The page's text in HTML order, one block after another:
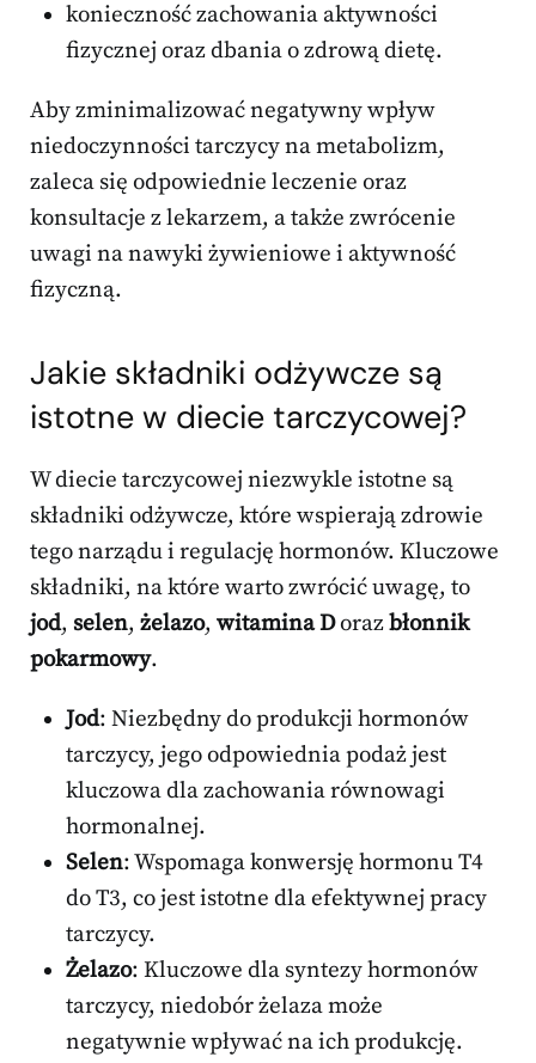
konieczność zachowania aktywności
fizycznej oraz dbania o zdrową dietę.
Aby zminimalizować negatywny wpływ
niedoczynności tarczycy na metabolizm,
zaleca się odpowiednie leczenie oraz
konsultacje z lekarzem, a także zwrócenie
uwagi na nawyki żywieniowe i aktywność
fizyczną.
Jakie składniki odżywcze są
istotne w diecie tarczycowej?
W diecie tarczycowej niezwykle istotne są
składniki odżywcze, które wspierają zdrowie
tego narządu i regulację hormonów. Kluczowe
składniki, na które warto zwrócić uwagę, to
jod, selen, żelazo, witamina Dorazbłonnik
pokarmowy.
Jod: Niezbędny do produkcji hormonów
tarczycy, jego odpowiednia podaż jest
kluczowa dla zachowania równowagi
hormonalnej.
Selen: Wspomaga konwersję hormonu T4
do T3, co jest istotne dla efektywnej pracy
tarczycy.
Żelazo: Kluczowe dla syntezy hormonów
tarczycy, niedobór żelaza może
negatywnie wpływać na ich produkcję.